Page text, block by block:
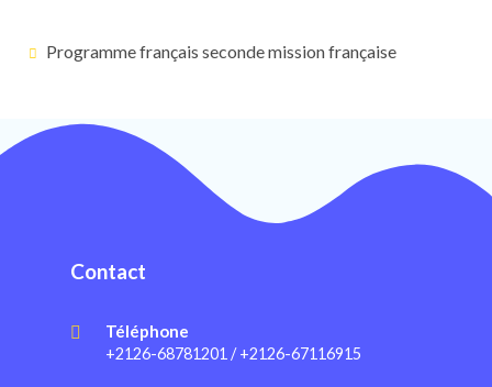
Programme français seconde mission française
Contact
Téléphone
+2126-68781201 / +2126-67116915